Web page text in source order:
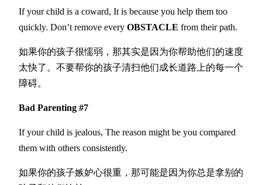
If your child is a coward, It is because you help them too
quickly. Don’t remove every OBSTACLE from their path.
如果你的孩子很懦弱，那其实是因为你帮助他们的速度
太快了。不要帮你的孩子清扫他们成长道路上的每一个
障碍。
Bad Parenting #7
If your child is jealous, The reason might be you compared
them with others consistently.
如果你的孩子嫉妒心很重，那可能是因为你总是拿别的